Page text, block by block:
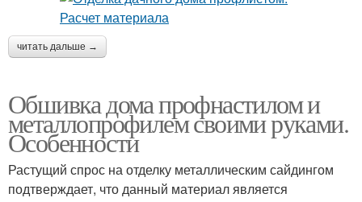
читать дальше →
Обшивка дома профнастилом и
металлопрофилем своими руками.
Особенности
Растущий спрос на отделку металлическим сайдингом
подтверждает, что данный материал является